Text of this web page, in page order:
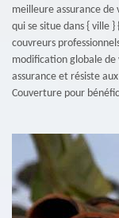
meilleure assurance
qui se situe dans { ville
couvreurs
modification globale
assurance et résiste
Couverture pour